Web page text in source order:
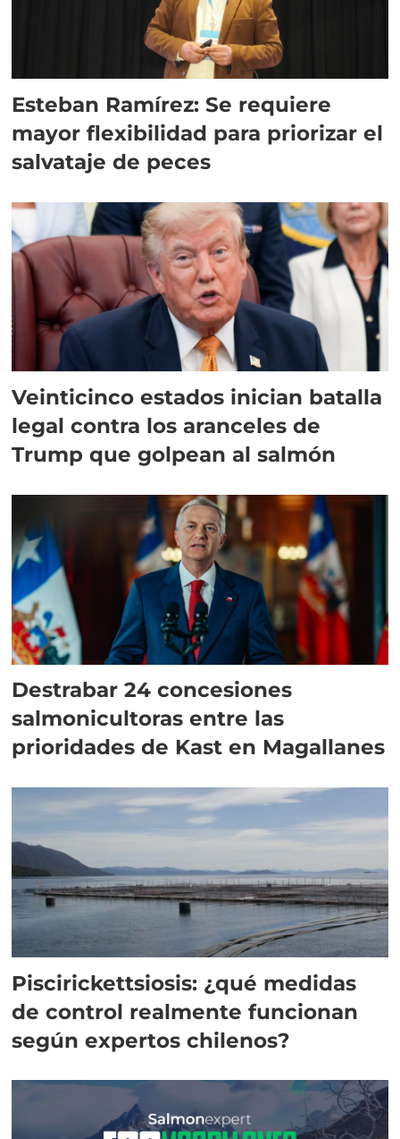
Esteban Ramírez: Se requiere
mayor flexibilidad para priorizar el
salvataje de peces
Veinticinco estados inician batalla
legal contra los aranceles de
Trump que golpean al salmón
Destrabar 24 concesiones
salmonicultoras entre las
prioridades de Kast en Magallanes
Piscirickettsiosis: ¿qué medidas
de control realmente funcionan
según expertos chilenos?